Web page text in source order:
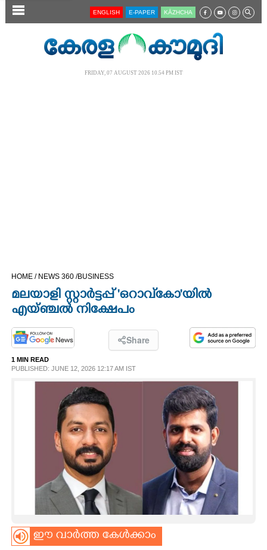
SECTIONS
CINEMA
OPINION
PHOTOS
LIFESTYLE
ENGLISH E-PAPER KĀZHCHA
FRIDAY, 07 AUGUST 2026 10.54 PM IST
HOME / NEWS 360 /BUSINESS
മലയാളി സ്റ്റാർട്ടപ്പ് 'ഒറാവ്‌കോ'യിൽ
എയ്ഞ്ചൽ നിക്ഷേപം
Share
1 MIN READ
PUBLISHED: JUNE 12, 2026 12:17 AM IST
ഈ വാർത്ത കേൾക്കാം